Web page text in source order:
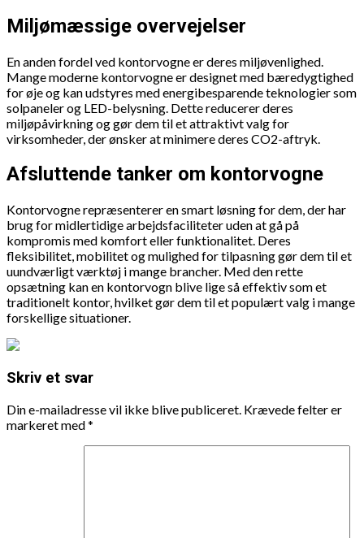
Miljømæssige overvejelser
En anden fordel ved kontorvogne er deres miljøvenlighed.
Mange moderne kontorvogne er designet med bæredygtighed
for øje og kan udstyres med energibesparende teknologier som
solpaneler og LED-belysning. Dette reducerer deres
miljøpåvirkning og gør dem til et attraktivt valg for
virksomheder, der ønsker at minimere deres CO2-aftryk.
Afsluttende tanker om kontorvogne
Kontorvogne repræsenterer en smart løsning for dem, der har
brug for midlertidige arbejdsfaciliteter uden at gå på
kompromis med komfort eller funktionalitet. Deres
fleksibilitet, mobilitet og mulighed for tilpasning gør dem til et
uundværligt værktøj i mange brancher. Med den rette
opsætning kan en kontorvogn blive lige så effektiv som et
traditionelt kontor, hvilket gør dem til et populært valg i mange
forskellige situationer.
Skriv et svar
Din e-mailadresse vil ikke blive publiceret. Krævede felter er
markeret med*